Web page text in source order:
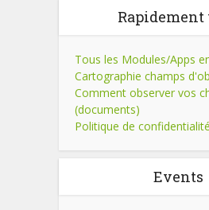
Rapidement
Tous les Modules/Apps
Cartographie champs
Comment observer vos
(documents)
Politique de confidentialité
Events